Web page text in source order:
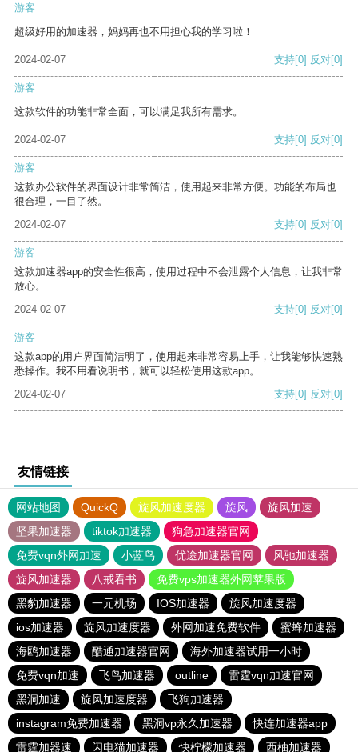
游客
超级好用的加速器，妈妈再也不用担心我的学习啦！
2024-02-07 支持[0] 反对[0]
游客
这款软件的功能非常全面，可以满足我所有需求。
2024-02-07 支持[0] 反对[0]
游客
这款办公软件的界面设计非常简洁，使用起来非常方便。功能的布局也
很合理，一目了然。
2024-02-07
支持[0] 反对[0]
游客
这款加速器app的安全性很高，使用过程中不会泄露个人信息，让我非常
放心。
2024-02-07
支持[0] 反对[0]
游客
这款app的用户界面简洁明了，使用起来非常容易上手，让我能够快速熟
悉操作。我不用看说明书，就可以轻松使用这款app。
2024-02-07
支持[0] 反对[0]
友情链接
网站地图 QuickQ 旋风加速度器 旋风
旋风加速
坚果加速器
tiktok加速器
狗急加速器官网
免费vqn外网加速
小蓝鸟 优途加速器官网
风驰加速器
旋风加速器
八戒看书
免费vps加速器外网苹果版
黑豹加速器
一元机场 IOS加速器
旋风加速度器
ios加速器
旋风加速度器 外网加速免费软件
蜜蜂加速器
海鸥加速器
酷通加速器官网
海外加速器试用一小时
免费vqn加速
飞鸟加速器 outline
雷霆vqn加速官网
黑洞加速
旋风加速度器
飞狗加速器
instagram免费加速器
黑洞vp永久加速器
快连加速器app
雷霆加器速
闪电猫加速器 快柠檬加速器 西柚加速器